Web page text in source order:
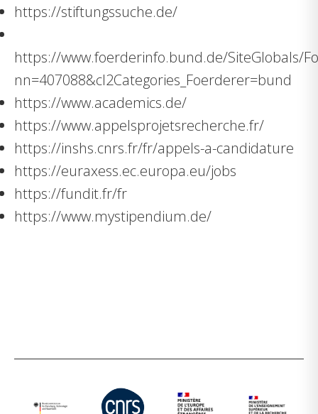
https://stiftungssuche.de/
https://www.foerderinfo.bund.de/SiteGlobals/
nn=407088&cl2Categories_Foerderer=bund
https://www.academics.de/
https://www.appelsprojetsrecherche.fr/
https://inshs.cnrs.fr/fr/appels-a-candidature
https://euraxess.ec.europa.eu/jobs
https://fundit.fr/fr
https://www.mystipendium.de/